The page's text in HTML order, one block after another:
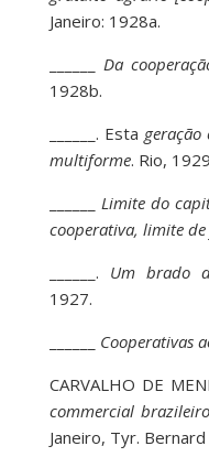
Janeiro: 1928a.
Da
1928b.
______. Esta
multiforme. Rio,
Limite do
cooperativa, limite
______. Um brado
1927.
Cooperativas
CARVALHO DE
commercial brazileiro
Janeiro, Tyr.